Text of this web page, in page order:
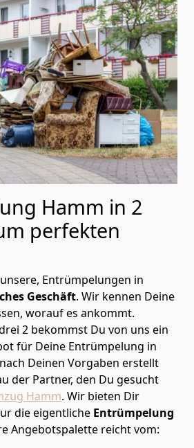
Hamm in 2
perfekten
Entrümpelungen in
Geschäft. Wir kennen Deine
worauf es ankommt.
2 bekommst Du von uns ein
für Deine Entrümpelung in
Deinen Vorgaben erstellt
der Partner, den Du gesucht
Hamm. Wir bieten Dir
die eigentliche Entrümpelung
Angebotspalette reicht vom: